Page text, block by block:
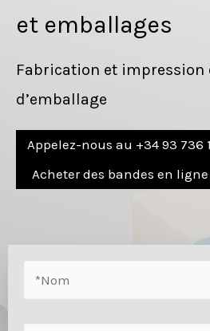
et emballages
Fabrication et impression
d’emballage
Appelez-nous au +34 93 736
Acheter des bandes en ligne